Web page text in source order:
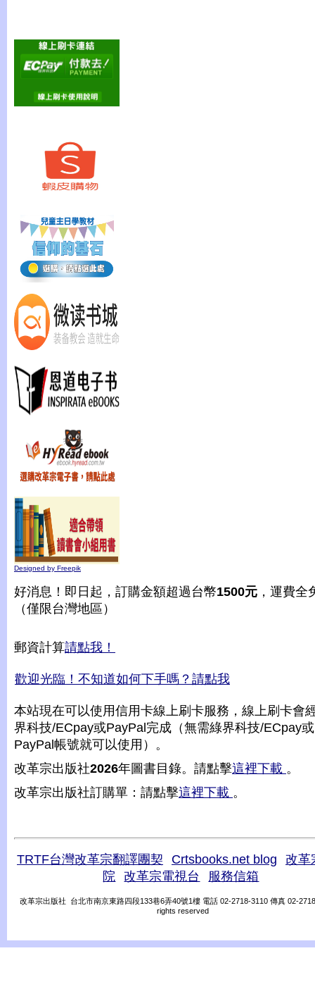
Designed by Freepik
好消息！即日起，訂購金額超過台幣1500元 ，運費全
（僅限台灣地區）
郵資計算請點我！
歡迎光臨！不知道如何下手嗎？請點我
本站現在可以使用信用卡線上刷卡服務，線上刷卡會
界科技/ECpay或PayPal完成（無需綠界科技/ECpay或
PayPal帳號就可以使用）。
改革宗出版社2026年圖書目錄。請點擊這裡下載 。
改革宗出版社訂購單：請點擊這裡下載 。
TRTF台灣改革宗翻譯團契 Crtsbooks.net blog
改革
院
改革宗電視台 服務信箱
改革宗出版社 台北市南京東路四段133巷6弄40號1樓 電話 02-2718-3110 傳真 02-
rights reserved